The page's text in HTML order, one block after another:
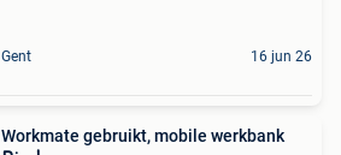
Gent 16 jun 26
Workmate gebruikt, mobile werkbank